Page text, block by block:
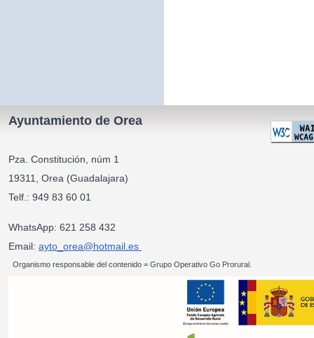
Ayuntamiento de Orea
Pza. Constitución, núm 1
19311, Orea (Guadalajara)
Telf.: 949 83 60 01
WhatsApp: 621 258 432
Email: ayto_orea@hotmail.es
Organismo responsable del contenido = Grupo Operativo Go Prorural.